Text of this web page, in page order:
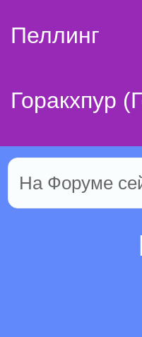
Пеллинг
Горакхпур
На Форуме